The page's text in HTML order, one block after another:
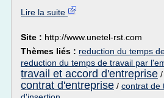
Lire la suite
Site : http://www.unetel-rst.com
Thèmes liés : reduction du temps
reduction du temps de travail par
travail et accord d'entreprise /
contrat d'entreprise / contrat de